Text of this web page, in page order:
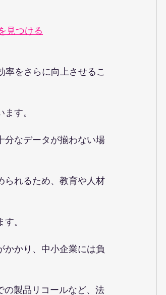
見つける
率をさらに向上させるこ
す。
分なデータが揃わない場
られるため、教育や人材
。
かかり、中小企業には負
の製品リコールなど、法